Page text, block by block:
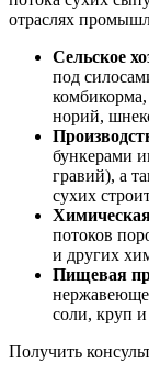
отраслях
Сельское
под
норий,
бункерами
гравий), а
сухих
потоков
и других
Пищевая
соли, круп
Получить